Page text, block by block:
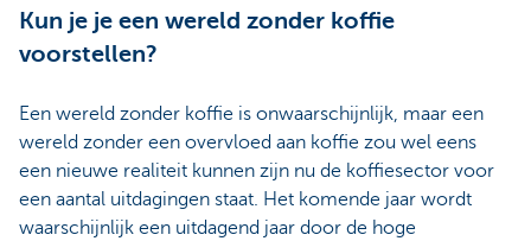
Kun je je een wereld zonder koffie
voorstellen?
Een wereld zonder koffie is onwaarschijnlijk, maar een
wereld zonder een overvloed aan koffie zou wel eens
een nieuwe realiteit kunnen zijn nu de koffiesector voor
een aantal uitdagingen staat. Het komende jaar wordt
waarschijnlijk een uitdagend jaar door de hoge